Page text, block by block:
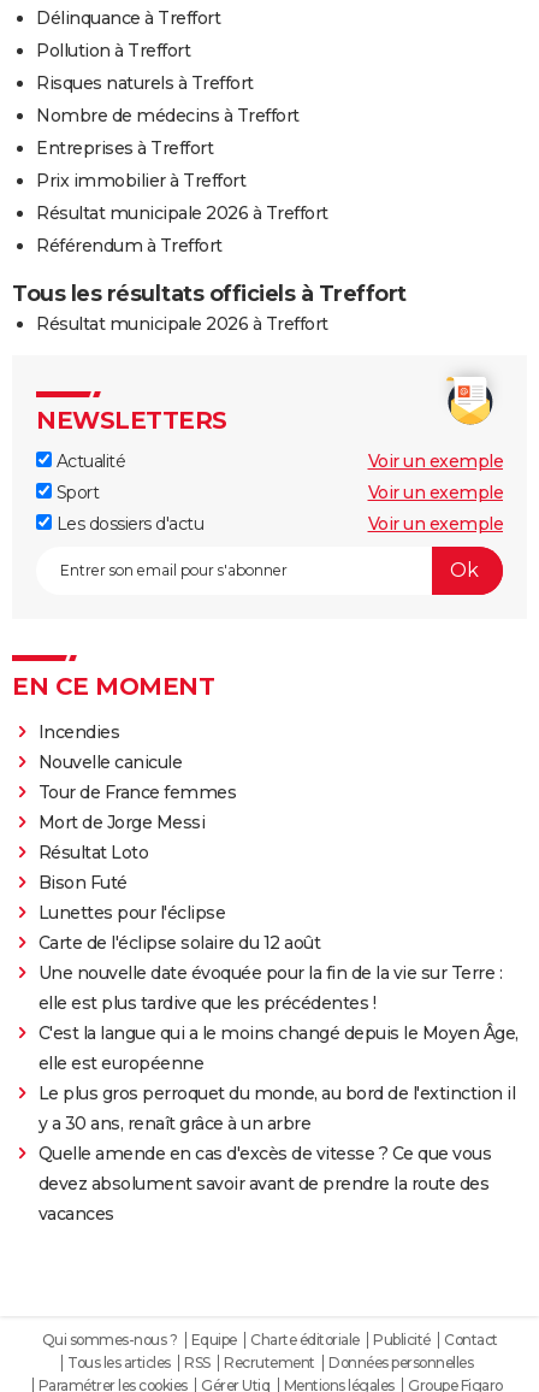
Délinquance à Treffort
Pollution à Treffort
Risques naturels à Treffort
Nombre de médecins à Treffort
Entreprises à Treffort
Prix immobilier à Treffort
Résultat municipale 2026 à Treffort
Référendum à Treffort
Tous les résultats officiels à Treffort
Résultat municipale 2026 à Treffort
NEWSLETTERS
Actualité
Voir un exemple
Sport
Voir un exemple
Les dossiers d'actu
Voir un exemple
EN CE MOMENT
Incendies
Nouvelle canicule
Tour de France femmes
Mort de Jorge Messi
Résultat Loto
Bison Futé
Lunettes pour l'éclipse
Carte de l'éclipse solaire du 12 août
Une nouvelle date évoquée pour la fin de la vie sur Terre :
elle est plus tardive que les précédentes !
C'est la langue qui a le moins changé depuis le Moyen Âge,
elle est européenne
Le plus gros perroquet du monde, au bord de l'extinction il
y a 30 ans, renaît grâce à un arbre
Quelle amende en cas d'excès de vitesse ? Ce que vous
devez absolument savoir avant de prendre la route des
vacances
Qui sommes-nous ? Equipe Charte éditoriale Publicité
Contact
Tous les articles
RSS Recrutement
Données personnelles
Paramétrer les cookies
Gérer Utiq Mentions légales Groupe Figaro